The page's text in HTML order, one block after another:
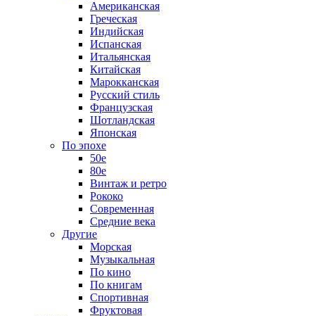
Американская
Греческая
Индийская
Испанская
Итальянская
Китайская
Марокканская
Русский стиль
Французская
Шотландская
Японская
По эпохе
50е
80е
Винтаж и ретро
Рококо
Современная
Средние века
Другие
Морская
Музыкальная
По кино
По книгам
Спортивная
Фруктовая